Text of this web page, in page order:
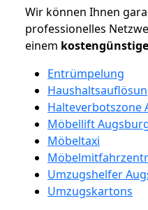
Wir können Ihnen
professionelles
einem
Entrümpelung
Halteverbotszone
Möbellift
Möbeltaxi
Umzugshelfer
Umzugskartons